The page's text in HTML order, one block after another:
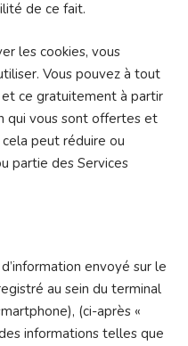
de ce fait.
les cookies, vous
Vous pouvez à tout
ce gratuitement à partir
qui vous sont offertes et
peut réduire ou
partie des Services
envoyé sur le
au sein du terminal
(ci-après «
informations telles que